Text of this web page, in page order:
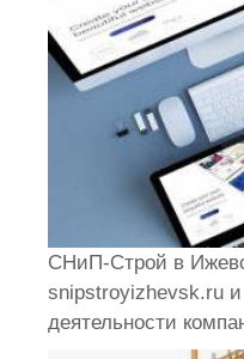
СНиП-Строй в
snipstroyizhevsk.ru
деятельности